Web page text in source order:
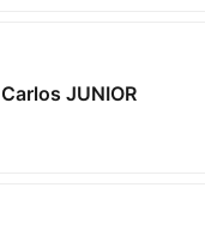
Carlos JUNIOR